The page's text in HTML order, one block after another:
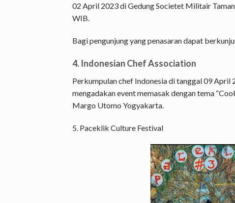
02 April 2023 di Gedung Societet Militair
WIB.
Bagi pengunjung yang penasaran dapat
4. Indonesian Chef Association
Perkumpulan chef Indonesia di tanggal 09 April
mengadakan event memasak dengan tema
Margo Utomo Yogyakarta.
5. Paceklik Culture Festival